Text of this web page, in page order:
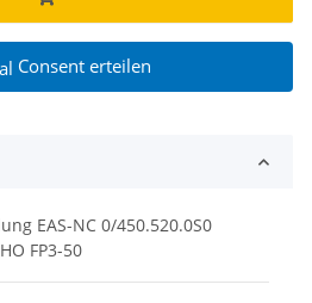
Consent erteilen
EAS-NC 0/450.520.0S0
FP3-50